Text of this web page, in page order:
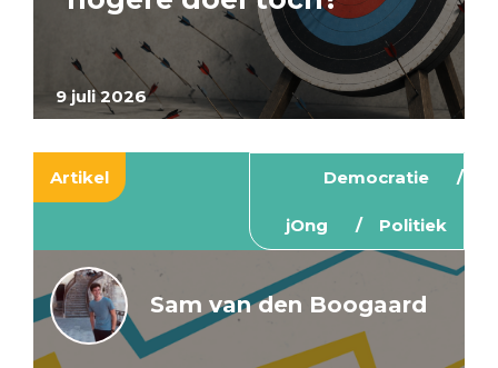
9 juli 2026
Artikel Democratie
jOng Politiek
Sam van den Boogaard